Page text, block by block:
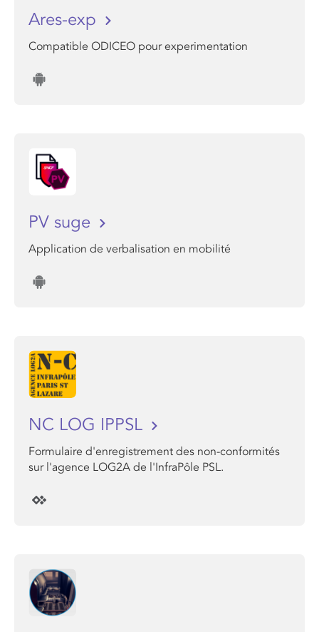
Ares-exp
Compatible ODICEO pour experimentation
PV suge
Application de verbalisation en mobilité
NC LOG IPPSL
Formulaire d'enregistrement des non-conformités
sur l'agence LOG2A de l'InfraPôle PSL.